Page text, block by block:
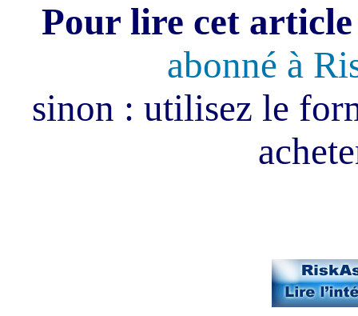
Pour lire cet
abonné à
sinon : utilisez le